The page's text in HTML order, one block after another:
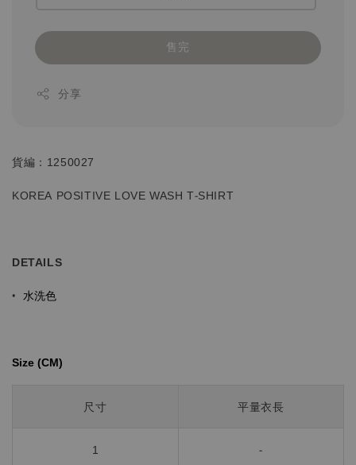
售完
分享
貨編：1250027
KOREA POSITIVE LOVE WASH T-SHIRT
DETAILS
• 水洗色
Size (CM)⁡⁡
尺寸 平量衣長
1 -